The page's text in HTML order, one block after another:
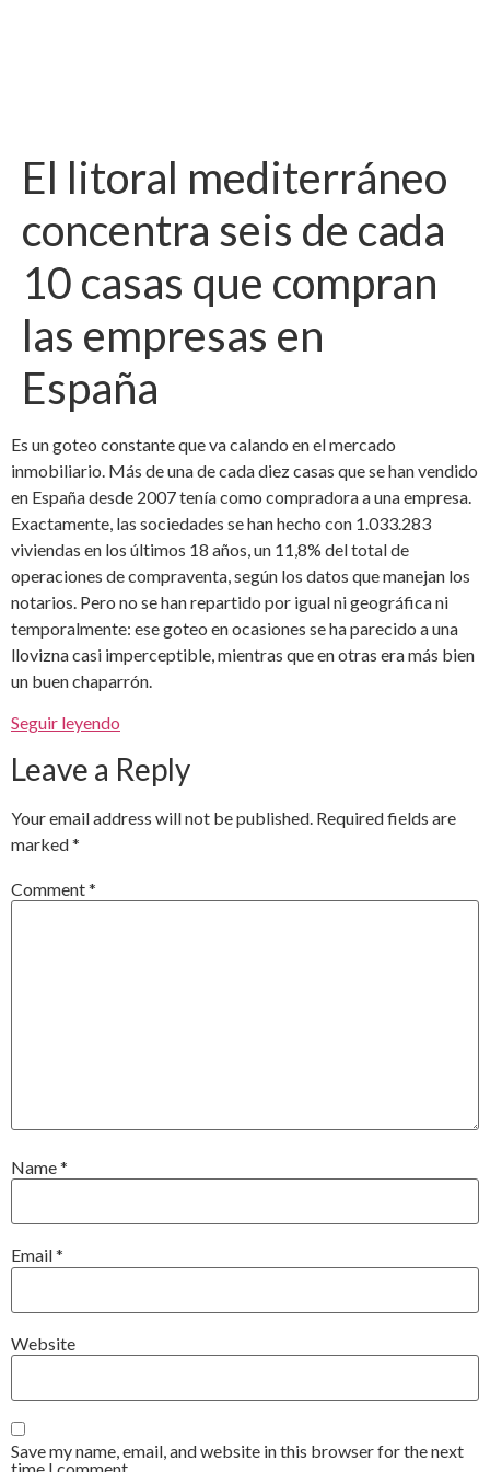
El litoral mediterráneo
concentra seis de cada
10 casas que compran
las empresas en
España
Es un goteo constante que va calando en el mercado
inmobiliario. Más de una de cada diez casas que se han vendido
en España desde 2007 tenía como compradora a una empresa.
Exactamente, las sociedades se han hecho con 1.033.283
viviendas en los últimos 18 años, un 11,8% del total de
operaciones de compraventa, según los datos que manejan los
notarios. Pero no se han repartido por igual ni geográfica ni
temporalmente: ese goteo en ocasiones se ha parecido a una
llovizna casi imperceptible, mientras que en otras era más bien
un buen chaparrón.
Seguir leyendo
Leave a Reply
Your email address will not be published. Required fields are
marked*
Comment*
Name*
Email*
Website
Save my name, email, and website in this browser for the next